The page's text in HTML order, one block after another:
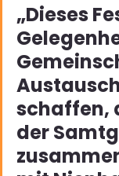
„Dieses
schaffen,
der